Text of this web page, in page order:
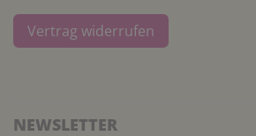
Vertrag widerrufen
NEWSLETTER